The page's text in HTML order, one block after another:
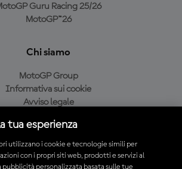
Guru Racing 25/26
MotoGP™26
Chi siamo
MotoGP Group
Informativa sui cookie
Avviso legale
Condizioni di acquisto
tua esperienza
utilizzano i cookie e tecnologie simili per
con i propri siti web, prodotti e servizi al
personalizzata basata sulle tue